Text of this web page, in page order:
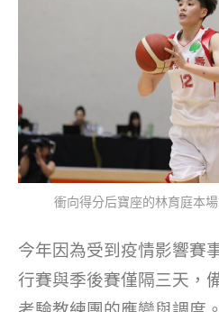
衝向得分后寶座的林育庭本
今年因為受到疫情影響賽
行賽與季後賽僅隔三天，